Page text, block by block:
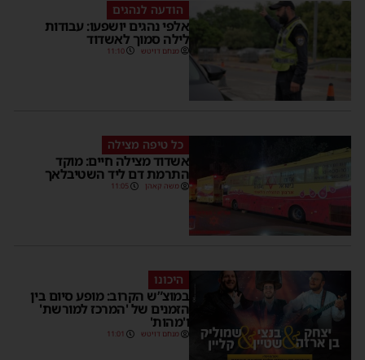
הודעה לנהגים
אלפי נהגים יושפעו: עבודות
לילה סמוך לאשדוד
מנחם דויטש 11:10
כל טיפה מצילה
אשדוד מצילה חיים: מוקד
התרמת דם ליד השטיבלאך
משה קאהן 11:05
היכונו
במוצ”ש הקרוב: מופע סיום בין
הזמנים של 'המרכז למורשת'
ו'מהות'
מנחם דויטש 11:01